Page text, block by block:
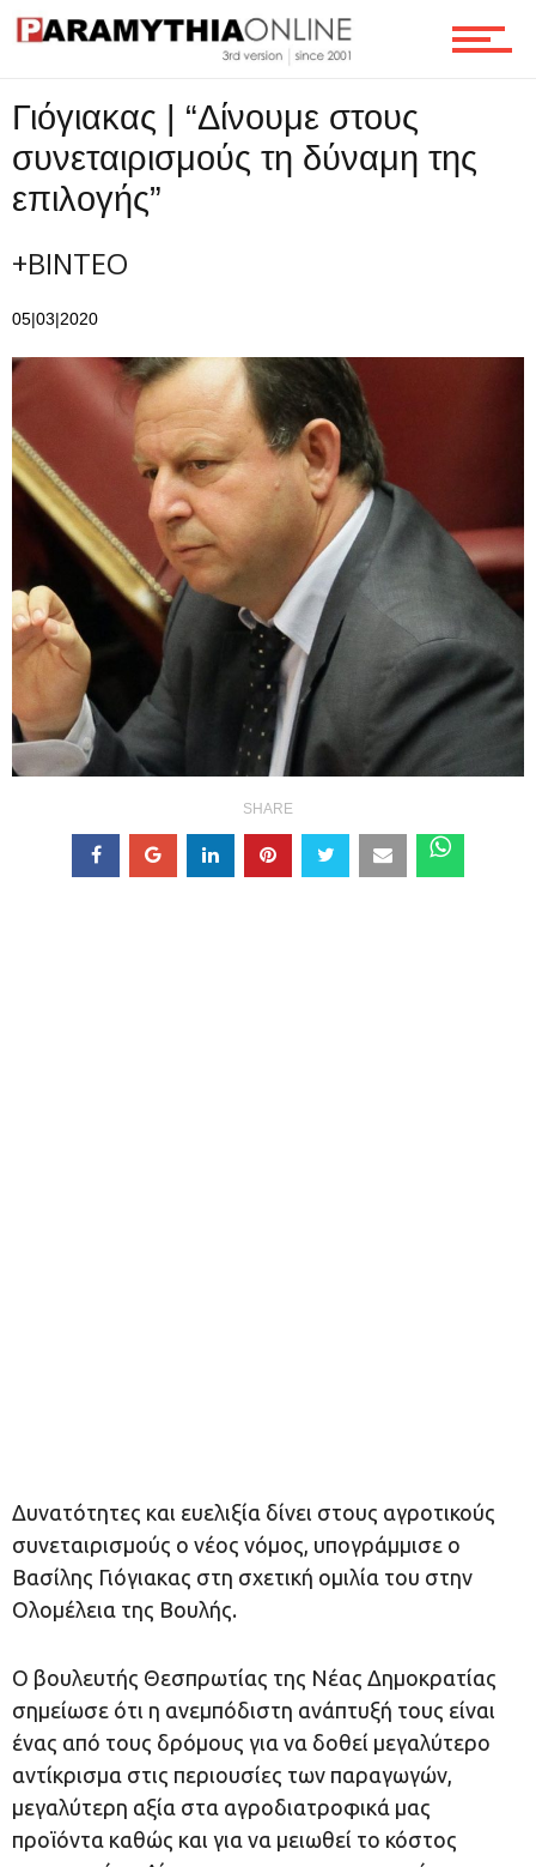
Γιόγιακας | “Δίνουμε στους
συνεταιρισμούς τη δύναμη της
επιλογής”
+ΒΙΝΤΕΟ
05|03|2020
SHARE
Δυνατότητες και ευελιξία δίνει στους αγροτικούς
συνεταιρισμούς ο νέος νόμος, υπογράμμισε ο
Βασίλης Γιόγιακας στη σχετική ομιλία του στην
Ολομέλεια της Βουλής.
Ο βουλευτής Θεσπρωτίας της Νέας Δημοκρατίας
σημείωσε ότι η ανεμπόδιστη ανάπτυξή τους είναι
ένας από τους δρόμους για να δοθεί μεγαλύτερο
αντίκρισμα στις περιουσίες των παραγωγών,
μεγαλύτερη αξία στα αγροδιατροφικά μας
προϊόντα καθώς και για να μειωθεί το κόστος